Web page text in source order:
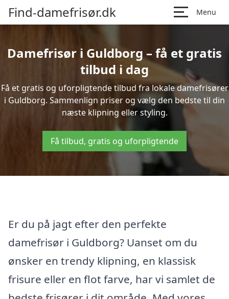
Find-damefrisør.dk Menu
Damefrisør i Guldborg – få et gratis
tilbud i dag
Få et gratis og uforpligtende tilbud fra lokale damefrisører
i Guldborg. Sammenlign priser og vælg den bedste til din
næste klipning eller styling.
Få tilbud, gratis og uforpligtende
Er du på jagt efter den perfekte
damefrisør i Guldborg? Uanset om du
ønsker en trendy klipning, en klassisk
frisure eller en flot farve, har vi samlet de